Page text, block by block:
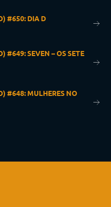
#650: DIA D
#649: SEVEN – OS SETE
#648: MULHERES NO